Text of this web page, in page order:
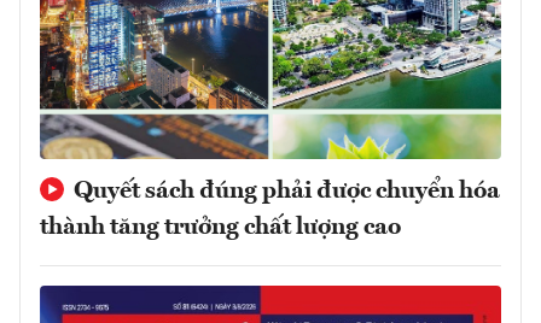
Quyết sách đúng phải được chuyển hóa
thành tăng trưởng chất lượng cao